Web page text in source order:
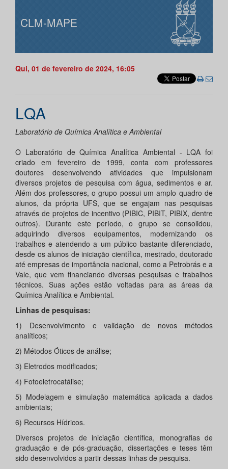
CLM-MAPE
Qui, 01 de fevereiro de 2024, 16:05
LQA
Laboratório de Química Analítica e Ambiental
O Laboratório de Química Analítica Ambiental - LQA foi
criado em fevereiro de 1999, conta com professores
doutores desenvolvendo atividades que impulsionam
diversos projetos de pesquisa com água, sedimentos e ar.
Além dos professores, o grupo possui um amplo quadro de
alunos, da própria UFS, que se engajam nas pesquisas
através de projetos de incentivo (PIBIC, PIBIT, PIBIX, dentre
outros). Durante este período, o grupo se consolidou,
adquirindo diversos equipamentos, modernizando os
trabalhos e atendendo a um público bastante diferenciado,
desde os alunos de iniciação científica, mestrado, doutorado
até empresas de importância nacional, como a Petrobrás e a
Vale, que vem financiando diversas pesquisas e trabalhos
técnicos. Suas ações estão voltadas para as áreas da
Química Analítica e Ambiental.
Linhas de pesquisas:
1) Desenvolvimento e validação de novos métodos
analíticos;
2) Métodos Óticos de análise;
3) Eletrodos modificados;
4) Fotoeletrocatálise;
5) Modelagem e simulação matemática aplicada a dados
ambientais;
6) Recursos Hídricos.
Diversos projetos de iniciação científica, monografias de
graduação e de pós-graduação, dissertações e teses têm
sido desenvolvidos a partir dessas linhas de pesquisa.